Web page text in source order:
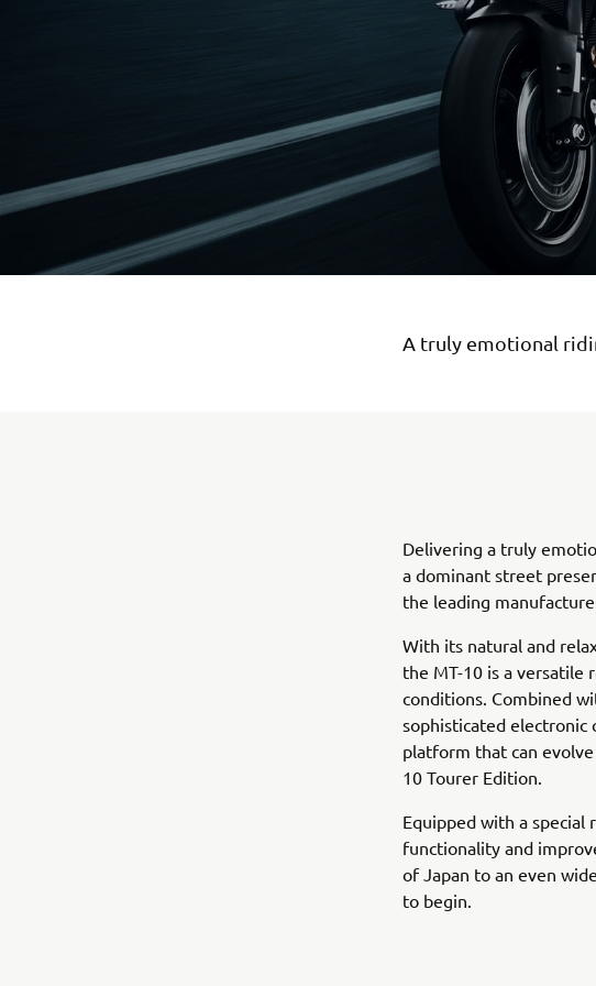
A truly emotional
Delivering a truly
a dominant street
the leading
With its natural and
the MT-10 is a versatile
conditions. Combined
sophisticated electronic
platform that can
10 Tourer Edition.
Equipped with a
functionality and
of Japan to an even
to begin.